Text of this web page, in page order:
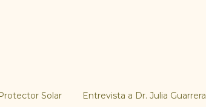
Solar Entrevista a Dr. Julia Guarrera